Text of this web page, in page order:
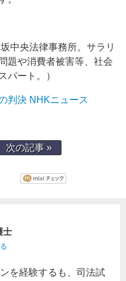
坂中央法律事務所。サラリ
題や消費者被害等、社会
パート。）
判決 NHKニュース
次の記事 »
士
を経験するも、司法試